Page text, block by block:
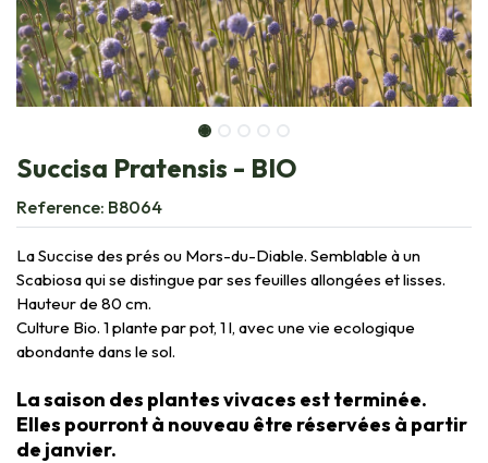
Succisa Pratensis - BIO
Reference: B8064
La Succise des prés ou Mors-du-Diable. Semblable à un
Scabiosa qui se distingue par ses feuilles allongées et lisses.
Hauteur de 80 cm.
Culture Bio. 1 plante par pot, 1 l, avec une vie ecologique
abondante dans le sol.
La saison des plantes vivaces est terminée.
Elles pourront à nouveau être réservées à partir
de janvier.